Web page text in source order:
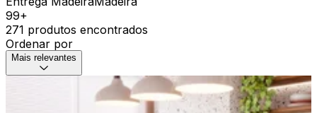
99+
271 produtos encontrados
Ordenar por
Mais relevantes